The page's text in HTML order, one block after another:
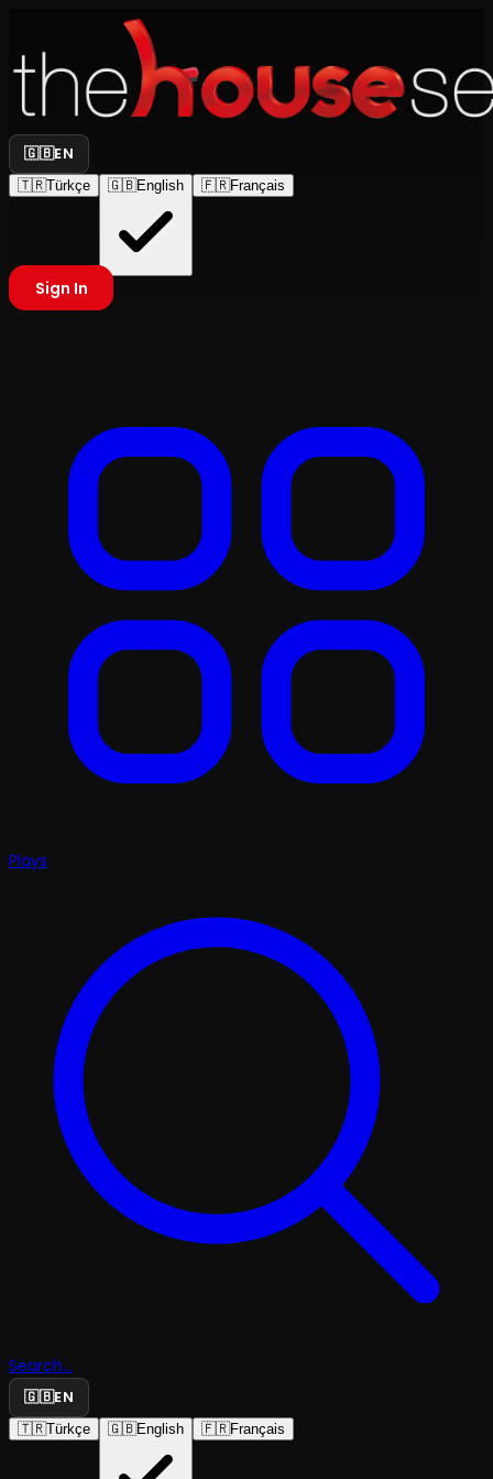
🇬🇧EN
🇹🇷Türkçe 🇬🇧English 🇫🇷Français
Sign In
Plays
Search...
🇬🇧EN
🇹🇷Türkçe 🇬🇧English 🇫🇷Français